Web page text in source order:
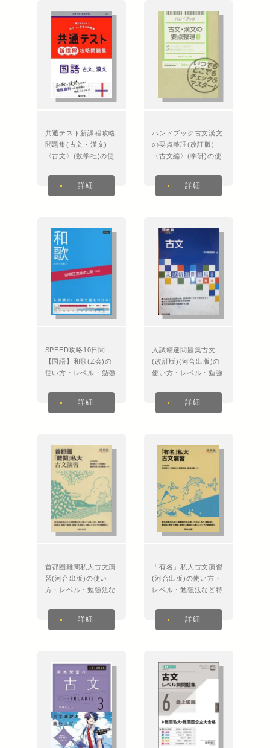
共通テスト新課程攻略
問題集(古文・漢文)
〈古文〉(数学社)の使
など特徴を徹底解説！
詳細
ハンドブック古文漢文
の要点整理(改訂版)
〈古文編〉(学研)の使
など特徴を徹底解説！
詳細
SPEED攻略10日間
【国語】和歌(Z会)の
使い方・レベル・勉強
説！
詳細
入試精選問題集古文
(改訂版)(河合出版)の
使い方・レベル・勉強
説！
詳細
首都圏難関私大古文演
習(河合出版)の使い
方・レベル・勉強法な
詳細
「有名」私大古文演習
(河合出版)の使い方・
レベル・勉強法など特
詳細